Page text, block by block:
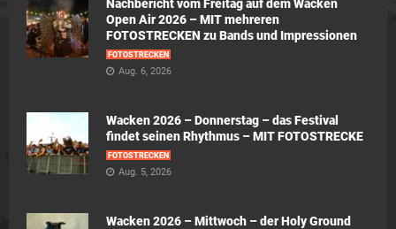
Nachbericht vom Freitag auf dem Wacken
Open Air 2026 – MIT mehreren
FOTOSTRECKEN zu Bands und Impressionen
FOTOSTRECKEN
Aug. 6, 2026
Wacken 2026 – Donnerstag – das Festival
findet seinen Rhythmus – MIT FOTOSTRECKE
FOTOSTRECKEN
Aug. 5, 2026
Wacken 2026 – Mittwoch – der Holy Ground